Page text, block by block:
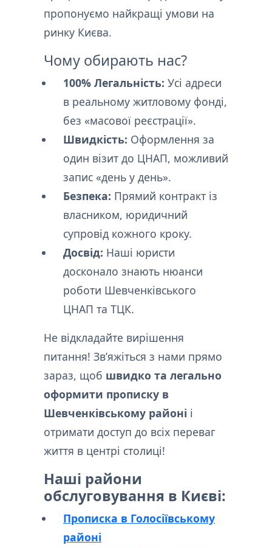
пропонуємо найкращі умови на
ринку Києва.
Чому обирають нас?
100% Легальність: Усі адреси
в реальному житловому фонді,
без «масової реєстрації».
Швидкість: Оформлення за
один візит до ЦНАП, можливий
запис «день у день».
Безпека: Прямий контракт із
власником, юридичний
супровід кожного кроку.
Досвід: Наші юристи
досконало знають нюанси
роботи Шевченківського
ЦНАП та ТЦК.
Не відкладайте вирішення
питання! Зв’яжіться з нами прямо
зараз, щоб швидко та легально
оформити прописку в
Шевченківському районі і
отримати доступ до всіх переваг
життя в центрі столиці!
Наші райони
обслуговування в Києві:
Прописка в Голосіївському
районі